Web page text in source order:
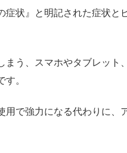
症状』と明記された症状と
まう、スマホやタブレット
。
用で強力になる代わりに、